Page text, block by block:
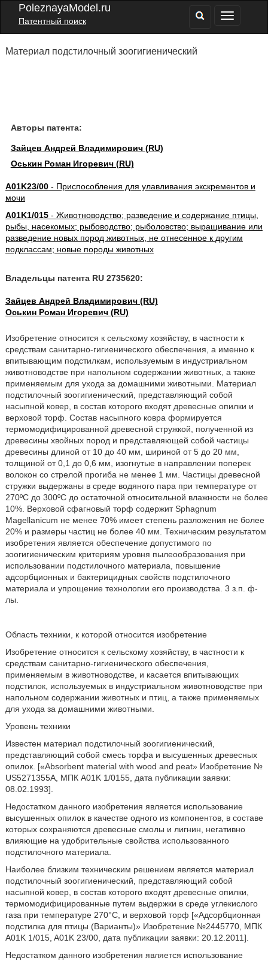
PoleznayaModel.ru
Патентный поиск
Материал подстилочный зоогигиенический
Авторы патента:
Зайцев Андрей Владимирович (RU)
Оськин Роман Игоревич (RU)
A01K23/00- Приспособления для улавливания экскрементов и
мочи
A01K1/015- Животноводство; разведение и содержание птицы,
рыбы, насекомых; рыбоводство; рыболовство; выращивание или
разведение новых пород животных, не отнесенное к другим
подклассам; новые породы животных
Владельцы патента RU 2735620:
Зайцев Андрей Владимирович (RU)
Оськин Роман Игоревич (RU)
Изобретение относится к сельскому хозяйству, в частности к
средствам санитарно-гигиенического обеспечения, а именно к
впитывающим подстилкам, используемым в индустриальном
животноводстве при напольном содержании животных, а также
применяемым для ухода за домашними животными. Материал
подстилочный зоогигиенический, представляющий собой
насыпной ковер, в состав которого входят древесные опилки и
верховой торф. Состав насыпного ковра формируется
термомодифицированной древесной стружкой, полученной из
древесины хвойных пород и представляющей собой частицы
древесины длиной от 10 до 40 мм, шириной от 5 до 20 мм,
толщиной от 0,1 до 0,6 мм, изогнутые в направлении поперек
волокон со стрелой прогиба не менее 1 мм. Частицы древесной
стружки выдержаны в среде водяного пара при температуре от
270ºС до 300ºС до остаточной относительной влажности не более
10%. Верховой сфагновый торф содержит Sphagnum
Magellanicum не менее 70% имеет степень разложения не более
20% и размеры частиц не более 40 мм. Техническим результатом
изобретения является обеспечение допустимого по
зоогигиеническим критериям уровня пылеообразования при
использовании подстилочного материала, повышение
адсорбционных и бактерицидных свойств подстилочного
материала и упрощение технологии его производства. 3 з.п. ф-
лы.
Область техники, к которой относится изобретение
Изобретение относится к сельскому хозяйству, в частности к
средствам санитарно-гигиенического обеспечения,
применяемым в животноводстве, и касается впитывающих
подстилок, используемых в индустриальном животноводстве при
напольном содержании животных и птиц, а также применяемых
для ухода за домашними животными.
Уровень техники
Известен материал подстилочный зоогигиенический,
представляющий собой смесь торфа и высушенных древесных
опилок. [«Absorbent material with wood and peat» Изобретение №
US5271355A, МПК A01K 1/0155, дата публикации заявки:
08.02.1993].
Недостатком данного изобретения является использование
высушенных опилок в качестве одного из компонентов, в составе
которых сохраняются древесные смолы и лигнин, негативно
влияющие на удобрительные свойства использованного
подстилочного материала.
Наиболее близким техническим решением является материал
подстилочный зоогигиенический, представляющий собой
насыпной ковер, в состав которого входят древесные опилки,
термомодифицированные путем выдержки в среде углекислого
газа при температуре 270°С, и верховой торф [«Адсорбционная
подстилка для птицы (Варианты)» Изобретение №2445770, МПК
A01K 1/015, A01K 23/00, дата публикации заявки: 20.12.2011].
Недостатком данного изобретения является использование